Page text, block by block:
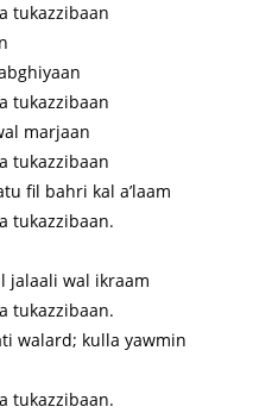
tukazzibaan
tukazzibaan
marjaan
tukazzibaan
fil bahri kal a’laam
tukazzibaan.
jalaali wal ikraam
tukazzibaan.
walard; kulla yawmin
tukazzibaan.